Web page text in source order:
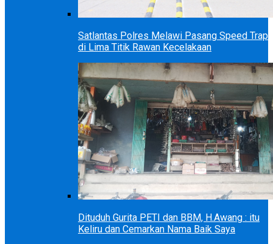
Satlantas Polres Melawi Pasang Speed Trap
di Lima Titik Rawan Kecelakaan
Dituduh Gurita PETI dan BBM, H.Awang : itu
Keliru dan Cemarkan Nama Baik Saya